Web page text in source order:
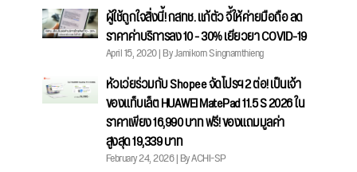
ผู้ใช้ถูกใจสิ่งนี้! กสทช. แก้ตัว จี้ให้ค่ายมือถือ ลด
ราคาค่าบริการลง 10 - 30% เยียวยา COVID-19
April 15, 2020 | By Jamikorn Singnamthieng
หัวเว่ยร่วมกับ Shopee จัดโปรฯ 2 ต่อ! เป็นเจ้า
ของแท็บเล็ต HUAWEI MatePad 11.5 S 2026 ใน
ราคาเพียง 16,990 บาท ฟรี! ของแถมมูลค่า
สูงสุด 19,339 บาท
February 24, 2026 | By ACHI-SP